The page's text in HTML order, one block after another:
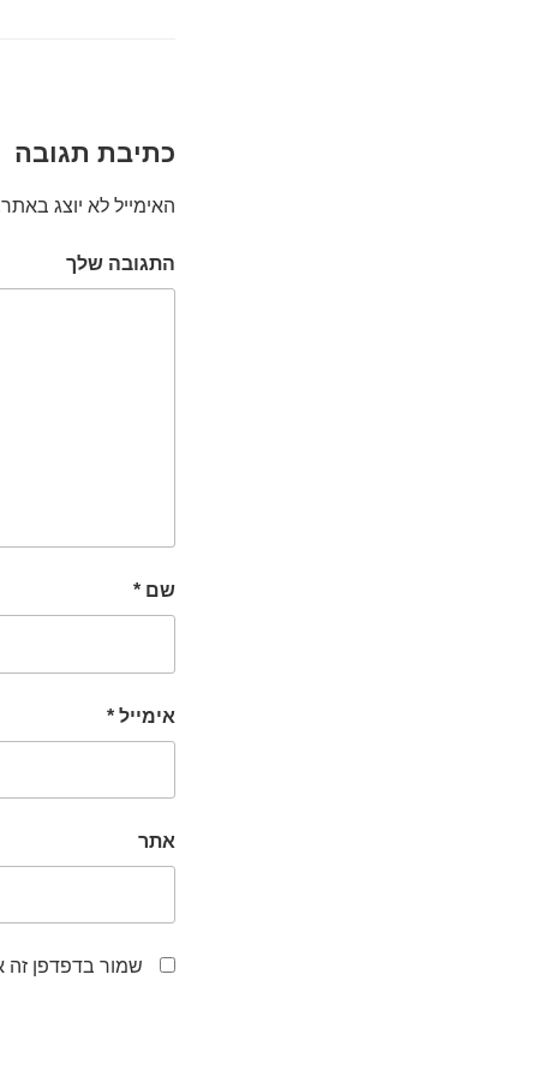
כתיבת תגובה
האימייל לא יוצג
התגובה שלך
שם *
אימייל *
אתר
שמור בדפדפן